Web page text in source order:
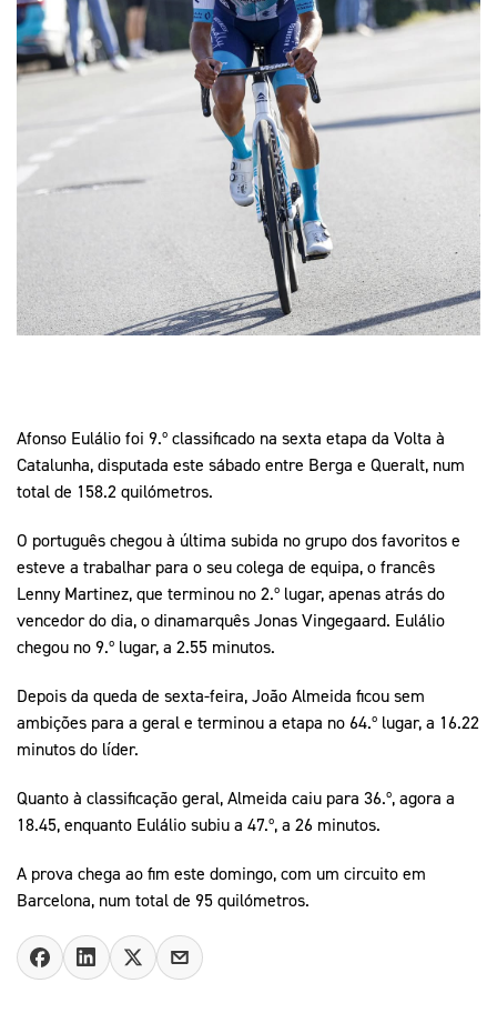
Marketing
Media
Documentos
Contactos
Educação Olímpica
Equipa Portugal
Educação
Equipa Portugal
Arquivo Histórico
Educação Olímpica
Equipa Portugal
Afonso Eulálio foi 9.º classificado na sexta etapa da Volta à
Catalunha, disputada este sábado entre Berga e Queralt, num
total de 158.2 quilómetros.
O português chegou à última subida no grupo dos favoritos e
esteve a trabalhar para o seu colega de equipa, o francês
Lenny Martinez, que terminou no 2.º lugar, apenas atrás do
vencedor do dia, o dinamarquês Jonas Vingegaard. Eulálio
chegou no 9.º lugar, a 2.55 minutos.
Depois da queda de sexta-feira, João Almeida ficou sem
ambições para a geral e terminou a etapa no 64.º lugar, a 16.22
minutos do líder.
Quanto à classificação geral, Almeida caiu para 36.º, agora a
18.45, enquanto Eulálio subiu a 47.º, a 26 minutos.
A prova chega ao fim este domingo, com um circuito em
Barcelona, num total de 95 quilómetros.